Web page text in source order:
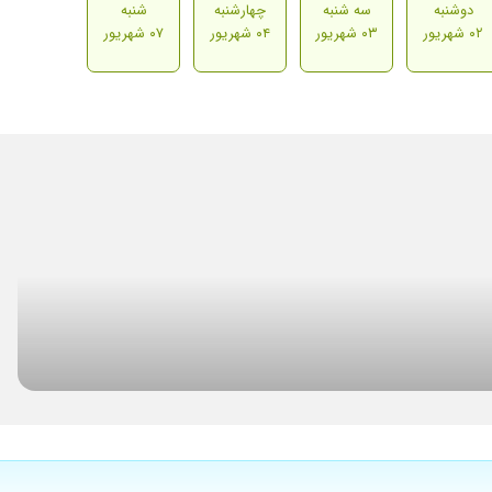
دوشنبه
۰۲ شهریور
سه شنبه
۰۳ شهریور
چهارشنبه
۰۴ شهریور
شنبه
۰۷ شهریور